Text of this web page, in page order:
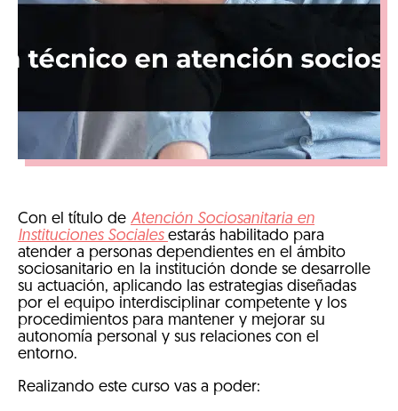
Con el título de Atención Sociosanitaria en
Instituciones Sociales estarás habilitado para
atender a personas dependientes en el ámbito
sociosanitario en la institución donde se desarrolle
su actuación, aplicando las estrategias diseñadas
por el equipo interdisciplinar competente y los
procedimientos para mantener y mejorar su
autonomía personal y sus relaciones con el
entorno.
Realizando este curso vas a poder: